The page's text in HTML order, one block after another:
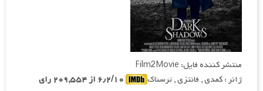
منتشر کننده فایل: Film2Movie
ژانر : کمدی , فانتزی , ترسناک